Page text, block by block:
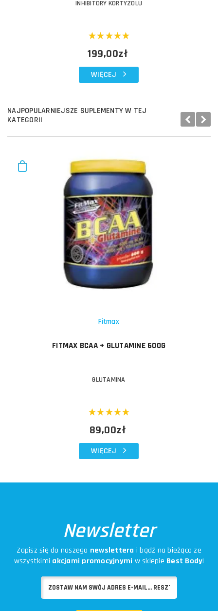
INHIBITORY KORTYZOLU
199,00zł
WIĘCEJ
NAJPOPULARNIEJSZE SUPLEMENTY W TEJ
KATEGORII
Fitmax
FITMAX BCAA + GLUTAMINE 600G
GLUTAMINA
89,00zł
WIĘCEJ
Newsletter
Zapisz się do naszego newslettera i bądź na bieżąco ze
wszystkimi akcjami promocyjnymi w sklepie Best Body!